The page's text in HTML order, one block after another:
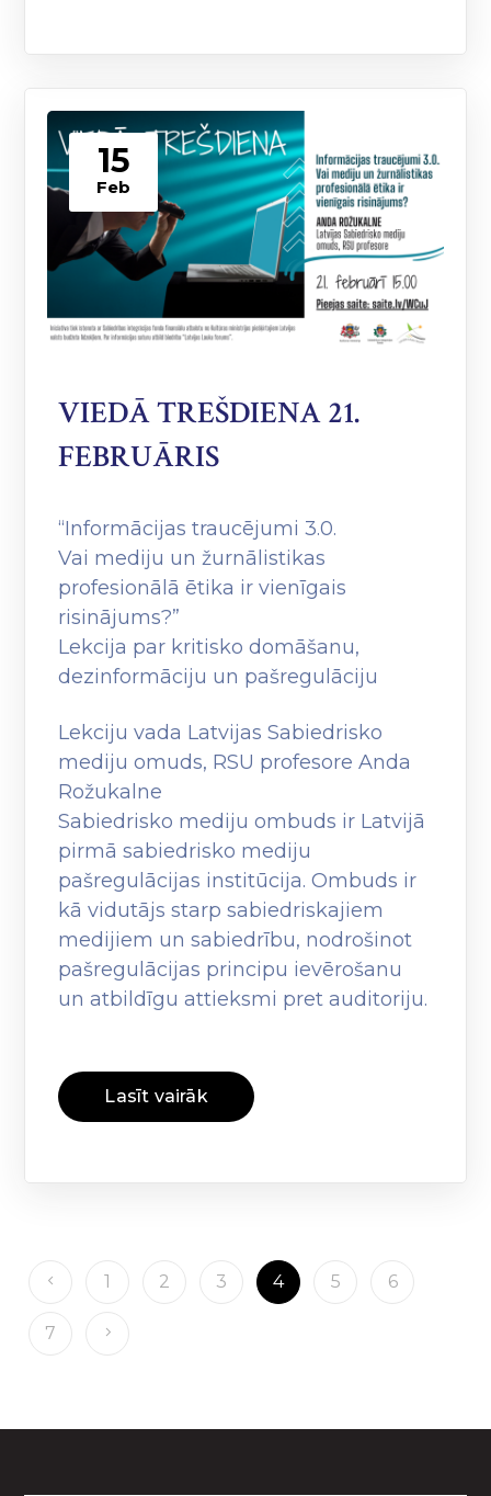
15
Feb
VIEDĀ TREŠDIENA 21.
FEBRUĀRIS
“Informācijas traucējumi 3.0.
Vai mediju un žurnālistikas
profesionālā ētika ir vienīgais
risinājums?”
Lekcija par kritisko domāšanu,
dezinformāciju un pašregulāciju
Lekciju vada Latvijas Sabiedrisko
mediju omuds, RSU profesore Anda
Rožukalne
Sabiedrisko mediju ombuds ir Latvijā
pirmā sabiedrisko mediju
pašregulācijas institūcija. Ombuds ir
kā vidutājs starp sabiedriskajiem
medijiem un sabiedrību, nodrošinot
pašregulācijas principu ievērošanu
un atbildīgu attieksmi pret auditoriju.
Lasīt vairāk
1 2 3 4 5 6
7